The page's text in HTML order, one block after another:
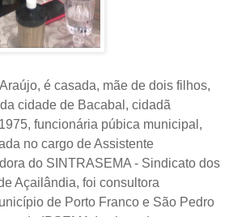
é casada, mãe de dois filhos,
cidade de Bacabal, cidadã
funcionária púbica municipal,
no cargo de Assistente
do SINTRASEMA - Sindicato dos
Açailândia, foi consultora
de Porto Franco e São Pedro